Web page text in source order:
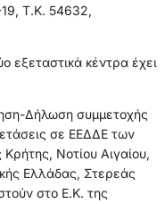
Τ.Κ. 54632,
εξεταστικά κέντρα έχει
Δήλωση συμμετοχής
σε ΕΕΔΔΕ των
Νοτίου Αιγαίου,
Ελλάδας, Στερεάς
στο Ε.Κ. της